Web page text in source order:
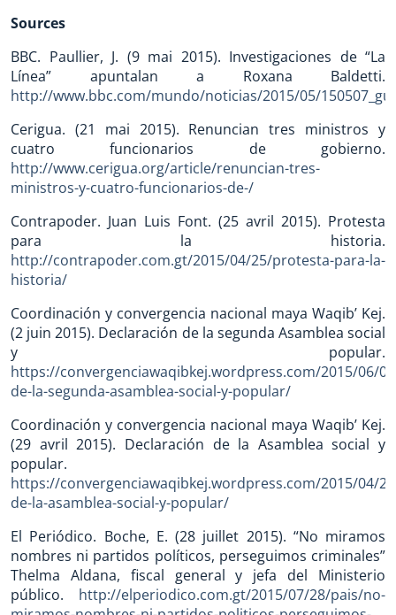
Sources
BBC. Paullier, J. (9 mai 2015). Investigaciones de “La
Línea” apuntalan a Roxana Baldetti.
http://www.bbc.com/mundo/noticias/2015/05/
Cerigua. (21 mai 2015). Renuncian tres ministros y
cuatro funcionarios de gobierno.
http://www.cerigua.org/article/renuncian-tres-
ministros-y-cuatro-funcionarios-de-/
Contrapoder. Juan Luis Font. (25 avril 2015). Protesta
para la historia.
http://contrapoder.com.gt/2015/04/25/protesta-para-la-
historia/
Coordinación y convergencia nacional maya Waqib’ Kej.
(2 juin 2015). Declaración de la segunda Asamblea social
y popular.
https://convergenciawaqibkej.wordpress.com/2015/06/
de-la-segunda-asamblea-social-y-popular/
Coordinación y convergencia nacional maya Waqib’ Kej.
(29 avril 2015). Declaración de la Asamblea social y
popular.
https://convergenciawaqibkej.wordpress.com/2015/04/
de-la-asamblea-social-y-popular/
El Periódico. Boche, E. (28 juillet 2015). “No miramos
nombres ni partidos políticos, perseguimos criminales”
Thelma Aldana, fiscal general y jefa del Ministerio
público. http://elperiodico.com.gt/2015/07/28/pais/no-